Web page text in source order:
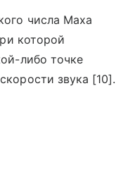
числа Маха
которой
либо точке
звука [10].